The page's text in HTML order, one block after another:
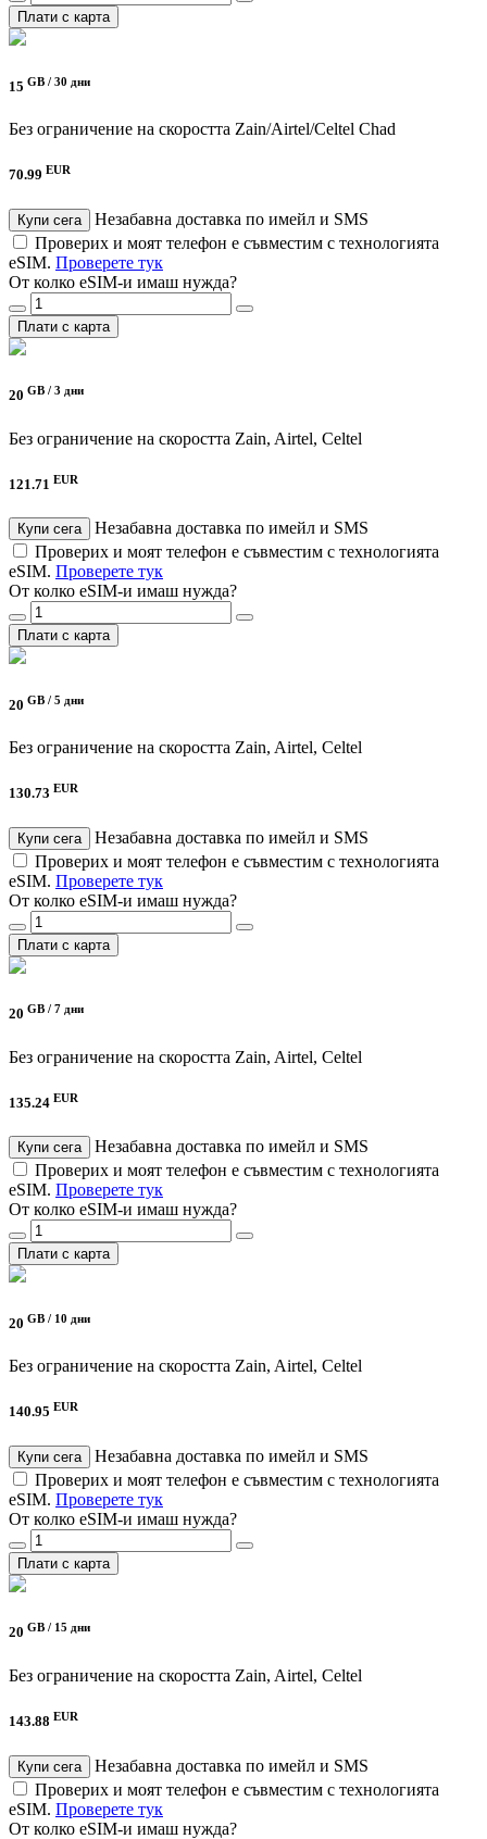
Плати с карта
15 GB / 30 дни
Без ограничение на скоростта Zain/Airtel/Celtel Chad
70.99 EUR
Купи сега
Незабавна доставка по имейл и SMS
Проверих и моят телефон е съвместим с технологията
eSIM. Проверете тук
От колко eSIM-и имаш нужда?
Плати с карта
20 GB / 3 дни
Без ограничение на скоростта Zain, Airtel, Celtel
121.71 EUR
Купи сега
Незабавна доставка по имейл и SMS
Проверих и моят телефон е съвместим с технологията
eSIM. Проверете тук
От колко eSIM-и имаш нужда?
Плати с карта
20 GB / 5 дни
Без ограничение на скоростта Zain, Airtel, Celtel
130.73 EUR
Купи сега
Незабавна доставка по имейл и SMS
Проверих и моят телефон е съвместим с технологията
eSIM. Проверете тук
От колко eSIM-и имаш нужда?
Плати с карта
20 GB / 7 дни
Без ограничение на скоростта Zain, Airtel, Celtel
135.24 EUR
Купи сега
Незабавна доставка по имейл и SMS
Проверих и моят телефон е съвместим с технологията
eSIM. Проверете тук
От колко eSIM-и имаш нужда?
Плати с карта
20 GB / 10 дни
Без ограничение на скоростта Zain, Airtel, Celtel
140.95 EUR
Купи сега
Незабавна доставка по имейл и SMS
Проверих и моят телефон е съвместим с технологията
eSIM. Проверете тук
От колко eSIM-и имаш нужда?
Плати с карта
20 GB / 15 дни
Без ограничение на скоростта Zain, Airtel, Celtel
143.88 EUR
Купи сега
Незабавна доставка по имейл и SMS
Проверих и моят телефон е съвместим с технологията
eSIM. Проверете тук
От колко eSIM-и имаш нужда?